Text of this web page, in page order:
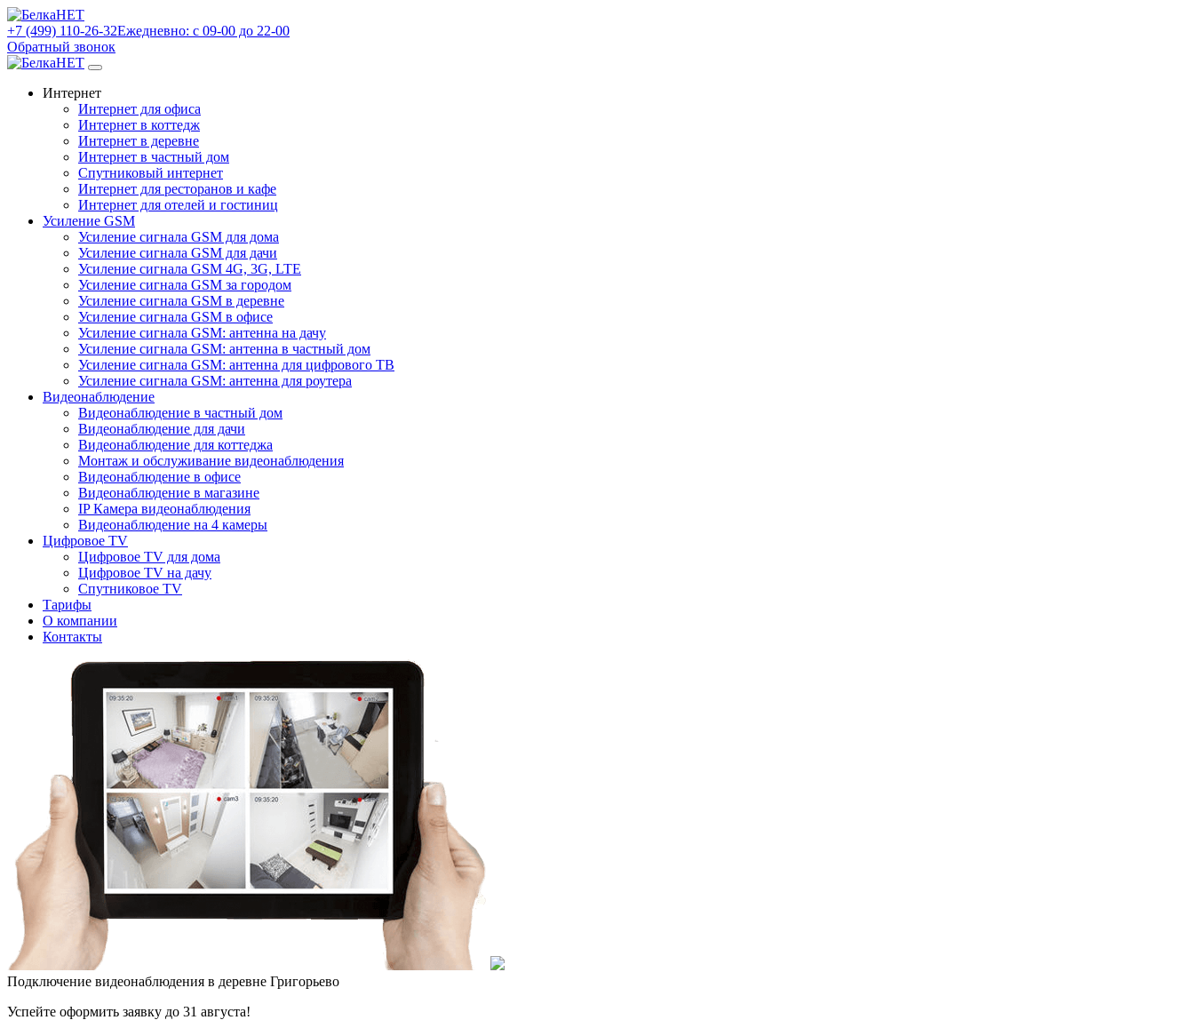
+7 (499) 110-26-32Ежедневно: с 09-00 до 22-00
Обратный звонок
Интернет
Интернет для офиса
Интернет в коттедж
Интернет в деревне
Интернет в частный дом
Спутниковый интернет
Интернет для ресторанов и кафе
Интернет для отелей и гостиниц
Усиление GSM
Усиление сигнала GSM для дома
Усиление сигнала GSM для дачи
Усиление сигнала GSM 4G, 3G, LTE
Усиление сигнала GSM за городом
Усиление сигнала GSM в деревне
Усиление сигнала GSM в офисе
Усиление сигнала GSM: антенна на дачу
Усиление сигнала GSM: антенна в частный дом
Усиление сигнала GSM: антенна для цифрового ТВ
Усиление сигнала GSM: антенна для роутера
Видеонаблюдение
Видеонаблюдение в частный дом
Видеонаблюдение для дачи
Видеонаблюдение для коттеджа
Монтаж и обслуживание видеонаблюдения
Видеонаблюдение в офисе
Видеонаблюдение в магазине
IP Камера видеонаблюдения
Видеонаблюдение на 4 камеры
Цифровое TV
Цифровое TV для дома
Цифровое TV на дачу
Спутниковое TV
Тарифы
О компании
Контакты
Подключение видеонаблюдения в деревне Григорьево
Успейте оформить заявку до 31 августа!